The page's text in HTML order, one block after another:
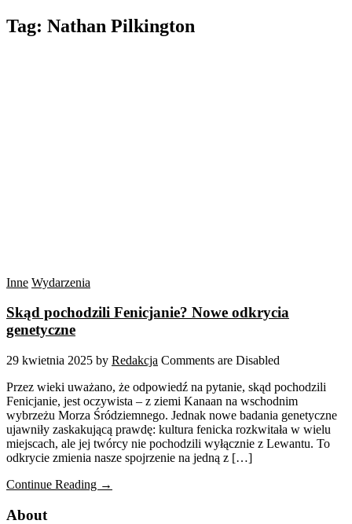
Tag: Nathan Pilkington
Inne Wydarzenia
Skąd pochodzili Fenicjanie? Nowe odkrycia
genetyczne
29 kwietnia 2025 by Redakcja Comments are Disabled
Przez wieki uważano, że odpowiedź na pytanie, skąd pochodzili
Fenicjanie, jest oczywista – z ziemi Kanaan na wschodnim
wybrzeżu Morza Śródziemnego. Jednak nowe badania genetyczne
ujawniły zaskakującą prawdę: kultura fenicka rozkwitała w wielu
miejscach, ale jej twórcy nie pochodzili wyłącznie z Lewantu. To
odkrycie zmienia nasze spojrzenie na jedną z […]
Continue Reading →
About